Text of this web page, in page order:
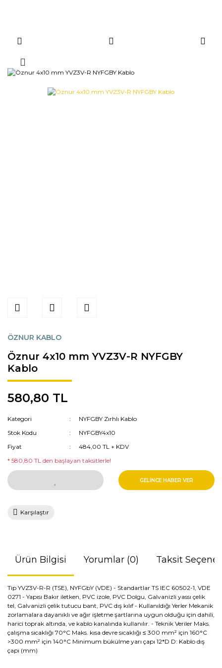
ÖZNUR KABLO
Öznur 4x10 mm YVZ3V-R NYFGBY
Kablo
580,80 TL
Kategori
NYFGBY Zırhlı Kablo
Stok Kodu
NYFGBY4x10
Fiyat
484,00 TL + KDV
* 580,80 TL den başlayan taksitlerle!
GELİNCE HABER VER
Karşılaştır
Ürün Bilgisi Yorumlar (0) Taksit
Tip YVZ3V-R-R (TSE), NYFGbY (VDE) - Standartlar TS IEC 60502-1, VDE
0271 - Yapısı Bakır iletken, PVC izole, PVC Dolgu, Galvanizli yassı çelik
tel, Galvanizli çelik tutucu bant, PVC dış kılıf - Kullanıldığı Yerler Mekanik
zorlamalara dayanıklı ve ağır işletme şartlarına uygun olduğu için dahili,
harici toprak altında, ve kablo kanalında kullanılır. - Teknik Veriler Maks.
çalışma sıcaklığı 70°C Maks. kısa devre sıcaklığı ≤ 300 mm² için 160°C
>300 mm² için 140°C Minimum bükülme yarı çapı 12*D D: Kablo dış
çapı (mm)